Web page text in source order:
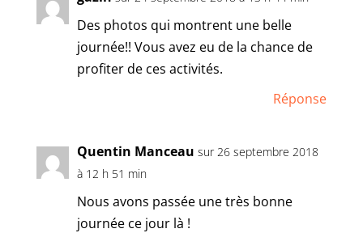
Des photos qui montrent une belle
journée!! Vous avez eu de la chance de
profiter de ces activités.
Réponse
Quentin Manceau sur 26 septembre 2018
à 12 h 51 min
Nous avons passée une très bonne
journée ce jour là !